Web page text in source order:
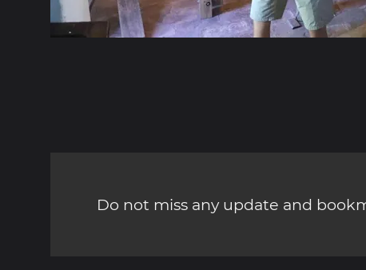
Do not miss any update and